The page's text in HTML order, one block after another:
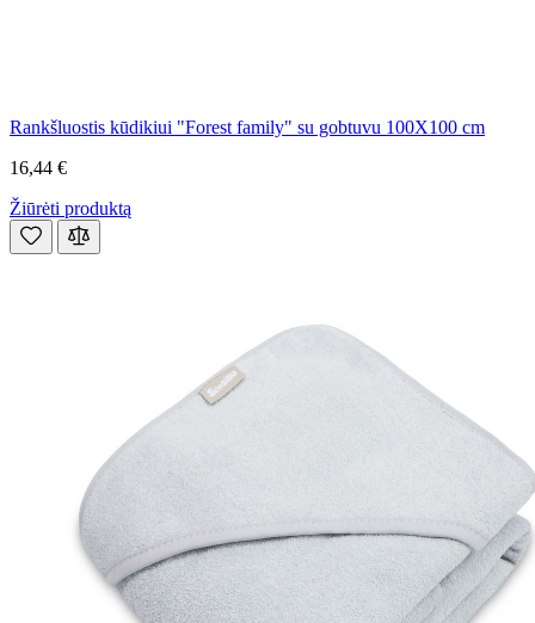
Rankšluostis kūdikiui "Forest family" su gobtuvu 100X100 cm
16,44 €
Žiūrėti produktą